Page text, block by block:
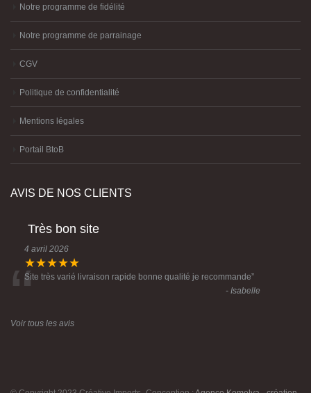
Notre programme de fidélité
Notre programme de parrainage
CGV
Politique de confidentialité
Mentions légales
Portail BtoB
AVIS DE NOS CLIENTS
Très bon site
4 avril 2026
★★★★★
“Site très varié livraison rapide bonne qualité je recommande”
- Isabelle
Voir tous les avis